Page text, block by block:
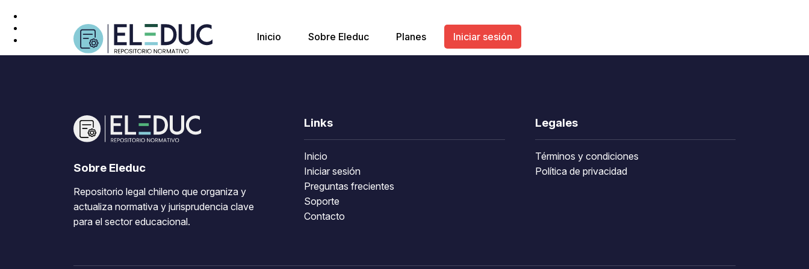
Inicio Sobre Eleduc Planes Iniciar sesión
Sobre Eleduc
Repositorio legal chileno que organiza y
actualiza normativa y jurisprudencia clave
para el sector educacional.
Links
Inicio
Iniciar sesión
Preguntas frecientes
Soporte
Contacto
Legales
Términos y condiciones
Política de privacidad